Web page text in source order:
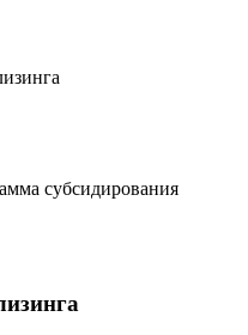
субсидирования